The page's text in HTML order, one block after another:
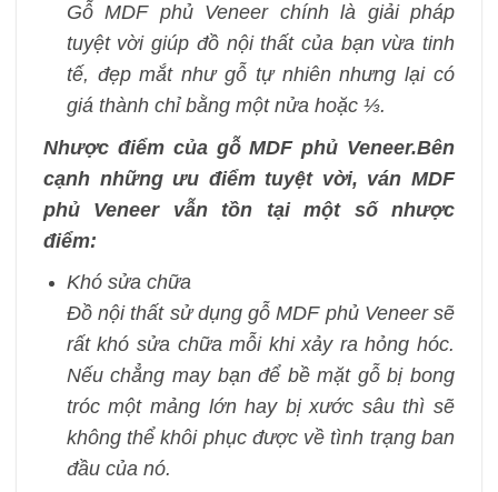
Gỗ MDF phủ Veneer chính là giải pháp
tuyệt vời giúp đồ nội thất của bạn vừa tinh
tế, đẹp mắt như gỗ tự nhiên nhưng lại có
giá thành chỉ bằng một nửa hoặc ⅓.
Nhược điểm của gỗ MDF phủ Veneer.Bên
cạnh những ưu điểm tuyệt vời, ván MDF
phủ Veneer vẫn tồn tại một số nhược
điểm:
Khó sửa chữa
Đồ nội thất sử dụng gỗ MDF phủ Veneer sẽ
rất khó sửa chữa mỗi khi xảy ra hỏng hóc.
Nếu chẳng may bạn để bề mặt gỗ bị bong
tróc một mảng lớn hay bị xước sâu thì sẽ
không thể khôi phục được về tình trạng ban
đầu của nó.